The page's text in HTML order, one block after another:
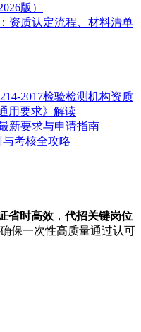
版）
资质认定流程、材料清单
2017检验检测机构资质
用要求》解读
新要求与申请指南
考核全攻略
省时高效 ，代招关键岗位
确保一次性高质量通过认可